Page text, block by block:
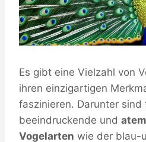
Es gibt eine Vielzahl von
ihren einzigartigen
faszinieren. Darunter sind
beeindruckende und
Vogelarten wie der blau-